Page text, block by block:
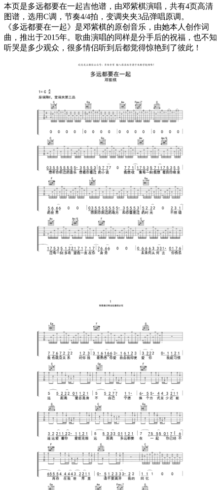
本页是多远都要在一起吉他谱，由邓紫棋演唱，共有4页高清
图谱，选用C调，节奏4/4拍，变调夹夹3品弹唱原调。
《多远都要在一起》是邓紫棋的原创音乐，由她本人创作词
曲，推出于2015年。歌曲演唱的同样是分手后的祝福，也不知
听哭是多少观众，很多情侣听到后都觉得惊艳到了彼此！